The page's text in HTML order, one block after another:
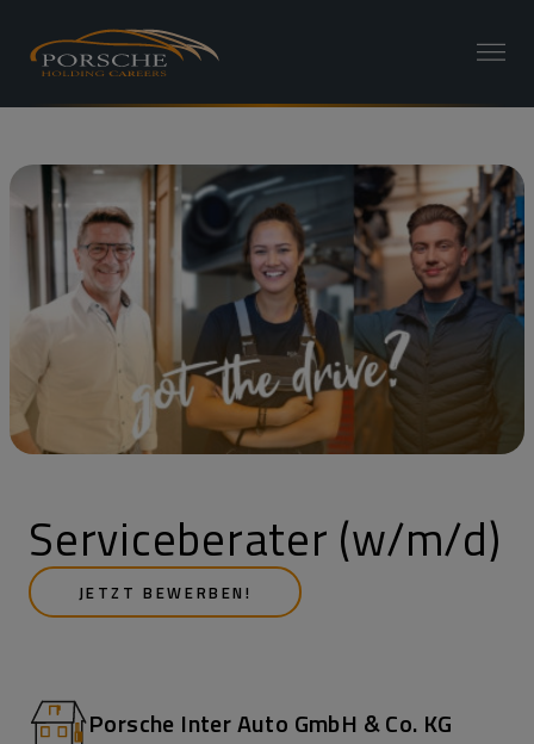
Serviceberater (w/m/d)
JETZT BEWERBEN!
Porsche Inter Auto GmbH & Co. KG